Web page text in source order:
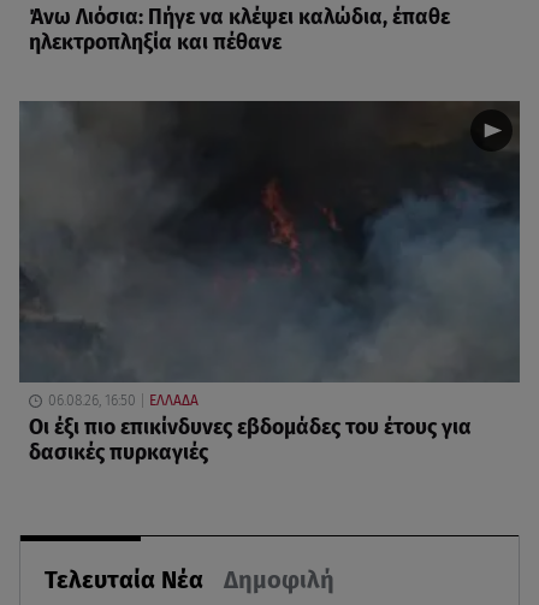
Τελευταία Νέα Δημοφιλή
Άνω Λιόσια: Πήγε να κλέψει καλώδια, έπαθε
ηλεκτροπληξία και πέθανε
06.08.26, 16:50 ΕΛΛΑΔΑ
Οι έξι πιο επικίνδυνες εβδομάδες του έτους για
δασικές πυρκαγιές